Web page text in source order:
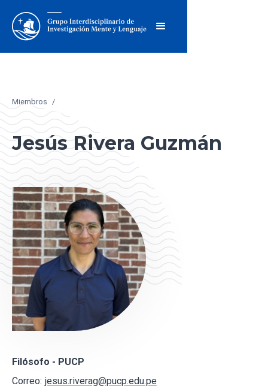
Miembros /
Jesús Rivera Guzmán
Filósofo - PUCP
Correo: jesus.riverag@pucp.edu.pe